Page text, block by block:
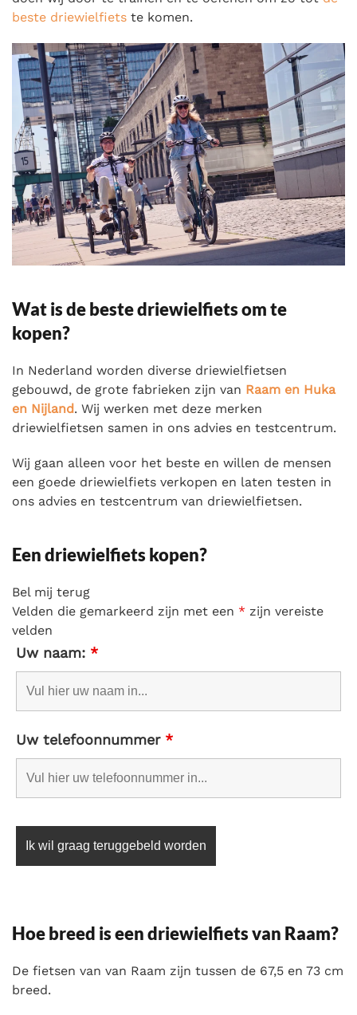
beste driewielfiets te komen.
Wat is de beste driewielfiets om te
kopen?
In Nederland worden diverse driewielfietsen
gebouwd, de grote fabrieken zijn van Raam en Huka
en Nijland. Wij werken met deze merken
driewielfietsen samen in ons advies en testcentrum.
Wij gaan alleen voor het beste en willen de mensen
een goede driewielfiets verkopen en laten testen in
ons advies en testcentrum van driewielfietsen.
Een driewielfiets kopen?
Bel mij terug
Velden die gemarkeerd zijn met een * zijn vereiste
velden
Uw naam: *
Uw telefoonnummer *
Hoe breed is een driewielfiets van Raam?
De fietsen van van Raam zijn tussen de 67,5 en 73 cm
breed.